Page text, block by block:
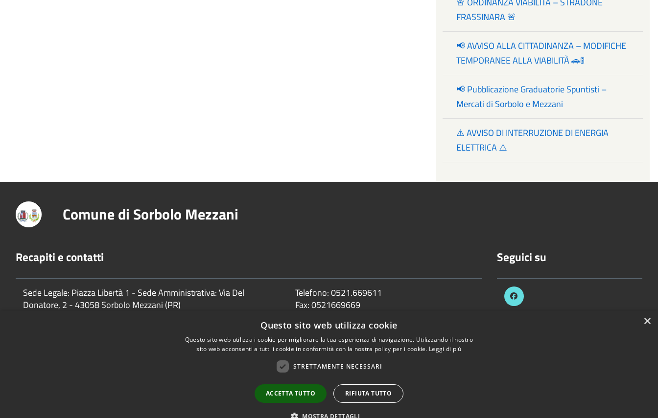
FRASSINARA 🚨
📢 AVVISO ALLA CITTADINANZA – MODIFICHE
TEMPORANEE ALLA VIABILITÀ 🚗🚦
📢 Pubblicazione Graduatorie Spuntisti –
Mercati di Sorbolo e Mezzani
⚠️ AVVISO DI INTERRUZIONE DI ENERGIA
ELETTRICA ⚠️
Comune di Sorbolo Mezzani
Recapiti e contatti
Sede Legale: Piazza Libertà 1 - Sede Amministrativa: Via Del
Donatore, 2 - 43058 Sorbolo Mezzani (PR)
Telefono:0521.669611
Fax:0521669669
Pec:
protocollo@postacert.comune.sorbolomezzani.pr.it
Seguici su
Copyright © 2026 • Comune di Sorbolo Mezzani • Powered by
×
Questo sito web utilizza cookie
Questo sito web utilizza i cookie per migliorare la tua esperienza di navigazione. Utilizzando il nostro
sito web acconsenti a tutti i cookie in conformità con la nostra policy per i cookie. Leggi di più
STRETTAMENTE NECESSARI
ACCETTA TUTTO RIFIUTA TUTTO
MOSTRA DETTAGLI